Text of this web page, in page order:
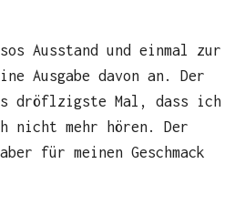
Ausstand und einmal zur
Ausgabe davon an. Der
dröflzigste Mal, dass ich
nicht mehr hören. Der
für meinen Geschmack